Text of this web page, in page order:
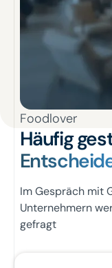
Foodlover
Häufig
Im Gespräch mit
Unternehmern
gefragt